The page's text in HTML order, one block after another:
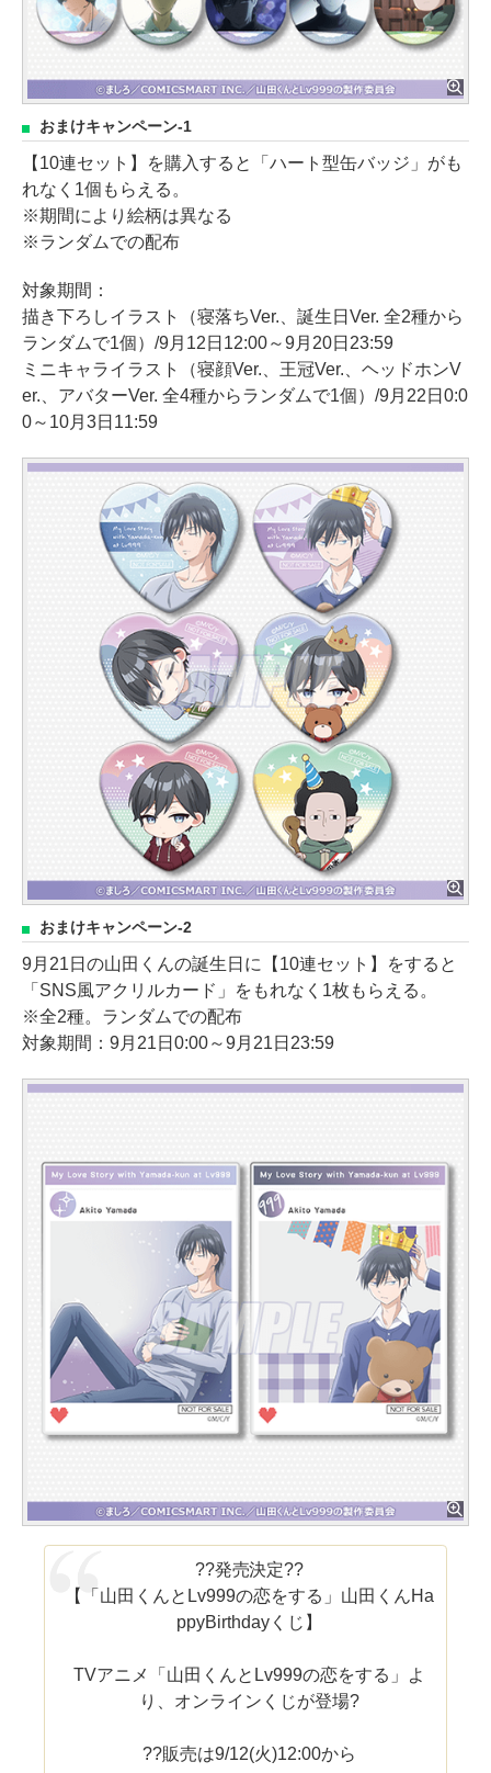
おまけキャンペーン-1
【10連セット】を購入すると「ハート型缶バッジ」がも
れなく1個もらえる。
※期間により絵柄は異なる
※ランダムでの配布
対象期間：
描き下ろしイラスト（寝落ちVer.、誕生日Ver. 全2種から
ランダムで1個）/9月12日12:00～9月20日23:59
ミニキャライラスト（寝顔Ver.、王冠Ver.、ヘッドホンV
er.、アバターVer. 全4種からランダムで1個）/9月22日0:0
0～10月3日11:59
おまけキャンペーン-2
9月21日の山田くんの誕生日に【10連セット】をすると
「SNS風アクリルカード」をもれなく1枚もらえる。
※全2種。ランダムでの配布
対象期間：9月21日0:00～9月21日23:59
??発売決定??
【「山田くんとLv999の恋をする」山田くんHa
ppyBirthdayくじ】
TVアニメ「山田くんとLv999の恋をする」よ
り、オンラインくじが登場?
??販売は9/12(火)12:00から